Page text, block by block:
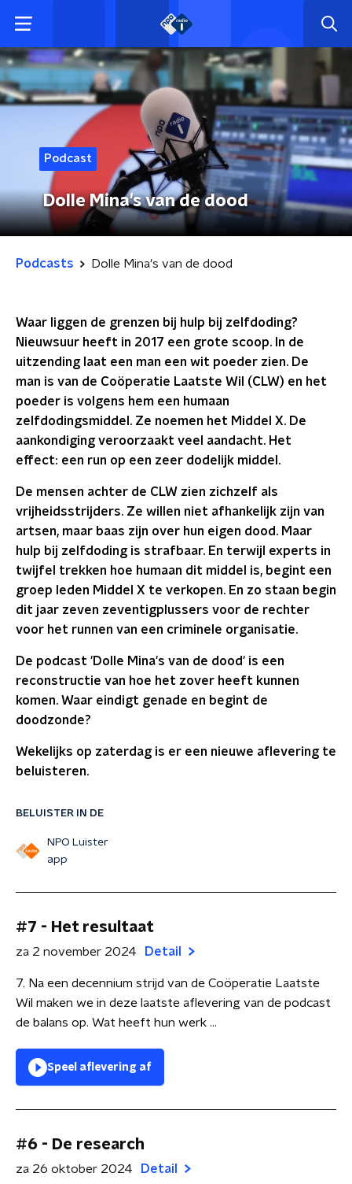
Podcast
Dolle Mina's van de dood
Podcasts Dolle Mina's van de dood
Waar liggen de grenzen bij hulp bij zelfdoding?
Nieuwsuur heeft in 2017 een grote scoop. In de
uitzending laat een man een wit poeder zien. De
man is van de Coöperatie Laatste Wil (CLW) en het
poeder is volgens hem een humaan
zelfdodingsmiddel. Ze noemen het Middel X. De
aankondiging veroorzaakt veel aandacht. Het
effect: een run op een zeer dodelijk middel.
De mensen achter de CLW zien zichzelf als
vrijheidsstrijders. Ze willen niet afhankelijk zijn van
artsen, maar baas zijn over hun eigen dood. Maar
hulp bij zelfdoding is strafbaar. En terwijl experts in
twijfel trekken hoe humaan dit middel is, begint een
groep leden Middel X te verkopen. En zo staan begin
dit jaar zeven zeventigplussers voor de rechter
voor het runnen van een criminele organisatie.
De podcast 'Dolle Mina's van de dood' is een
reconstructie van hoe het zover heeft kunnen
komen. Waar eindigt genade en begint de
doodzonde?
Wekelijks op zaterdag is er een nieuwe aflevering te
beluisteren.
BELUISTER IN DE
NPO Luister
app
#7 - Het resultaat
za 2 november 2024 Detail
7. Na een decennium strijd van de Coöperatie Laatste
Wil maken we in deze laatste aflevering van de podcast
de balans op. Wat heeft hun werk ...
Speel aflevering af
#6 - De research
za 26 oktober 2024 Detail